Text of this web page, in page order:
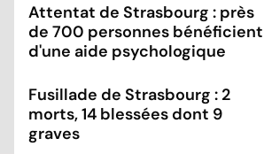
Attentat de Strasbourg : près
de 700 personnes bénéficient
d'une aide psychologique
Fusillade de Strasbourg : 2
morts, 14 blessées dont 9
graves